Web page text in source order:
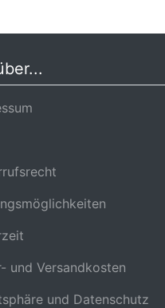
und Versandkosten
und Datenschutz